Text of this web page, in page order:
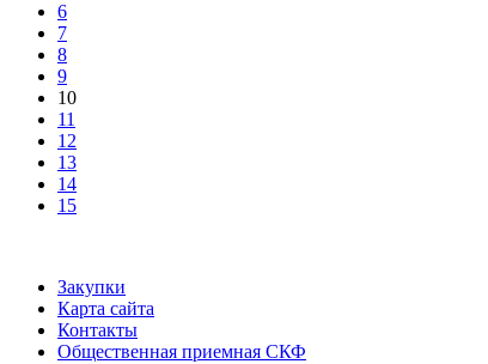
6
7
8
9
10
11
12
13
14
15
Закупки
Карта сайта
Контакты
Общественная приемная СКФ